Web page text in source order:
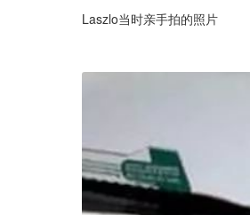
Laszlo当时亲手拍的照片